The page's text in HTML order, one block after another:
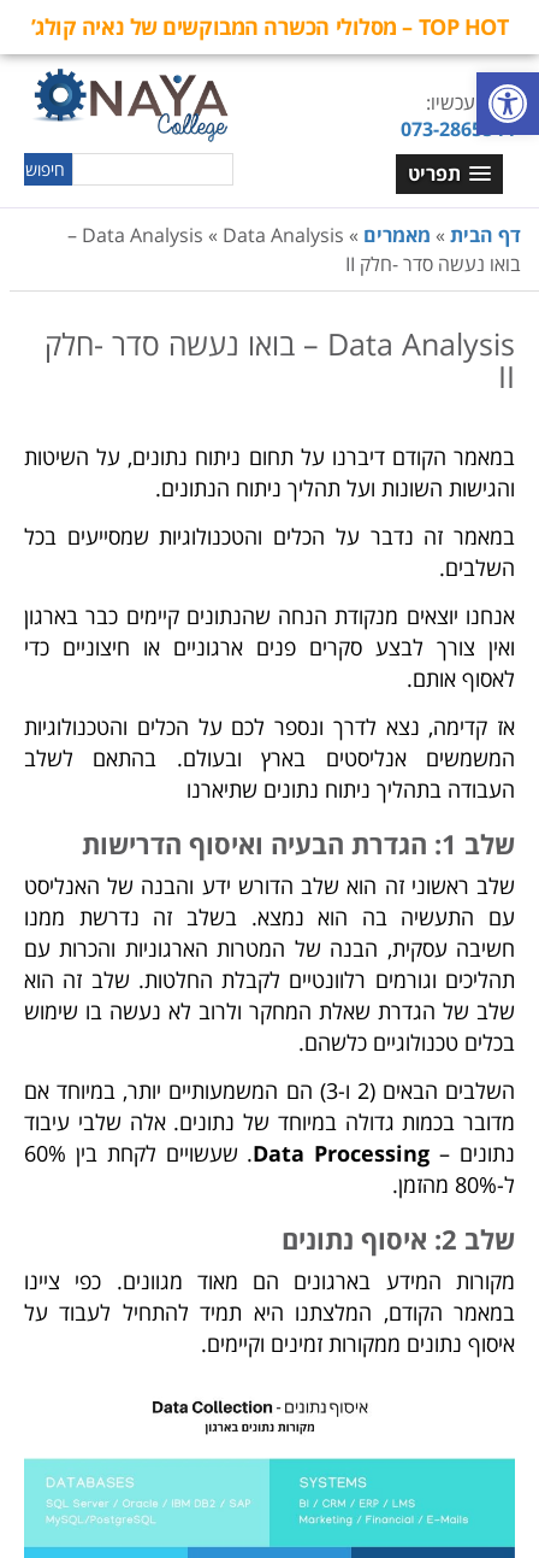
פתח סרגל נגישות
TOP HOT – מסלולי הכשרה המבוקשים של נאיה קולג’
חייגו עכשיו:
073-2865544
תפריט
דף הבית » מאמרים »
Data Analysis
»
Data Analysis –
בואו נעשה סדר -חלק II
Data Analysis – בואו נעשה סדר -חלק
II
במאמר הקודם דיברנו על תחום ניתוח נתונים, על השיטות
והגישות השונות ועל תהליך ניתוח הנתונים.
במאמר זה נדבר על הכלים והטכנולוגיות שמסייעים בכל
השלבים.
אנחנו יוצאים מנקודת הנחה שהנתונים קיימים כבר בארגון
ואין צורך לבצע סקרים פנים ארגוניים או חיצוניים כדי
לאסוף אותם.
אז קדימה, נצא לדרך ונספר לכם על הכלים והטכנולוגיות
המשמשים אנליסטים בארץ ובעולם. בהתאם לשלב
העבודה בתהליך ניתוח נתונים שתיארנו
שלב 1: הגדרת הבעיה ואיסוף הדרישות
שלב ראשוני זה הוא שלב הדורש ידע והבנה של האנליסט
עם התעשיה בה הוא נמצא. בשלב זה נדרשת ממנו
חשיבה עסקית, הבנה של המטרות הארגוניות והכרות עם
תהליכים וגורמים רלוונטיים לקבלת החלטות. שלב זה הוא
שלב של הגדרת שאלת המחקר ולרוב לא נעשה בו שימוש
בכלים טכנולוגיים כלשהם.
השלבים הבאים (2 ו-3) הם המשמעותיים יותר, במיוחד אם
מדובר בכמות גדולה במיוחד של נתונים. אלה שלבי עיבוד
נתונים – Data Processing
. שעשויים לקחת בין 60%
ל-80% מהזמן.
שלב 2: איסוף נתונים
מקורות המידע בארגונים הם מאוד מגוונים. כפי ציינו
במאמר הקודם, המלצתנו היא תמיד להתחיל לעבוד על
איסוף נתונים ממקורות זמינים וקיימים.